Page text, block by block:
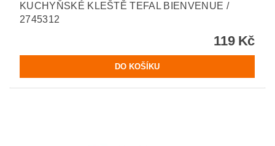
KUCHYŇSKÉ KLEŠTĚ TEFAL BIENVENUE /
2745312
119 Kč